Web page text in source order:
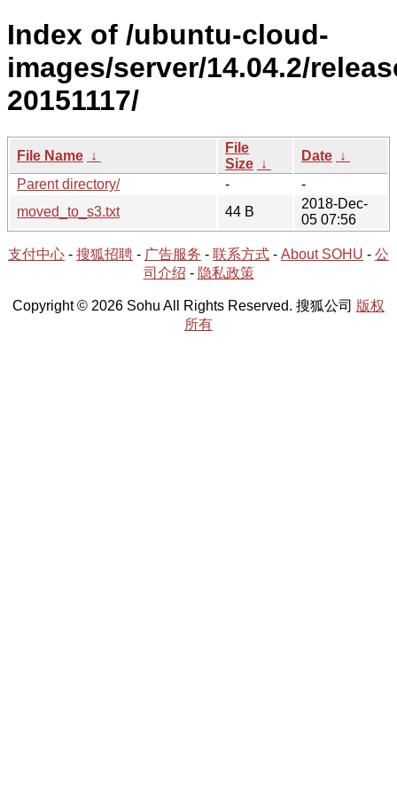
Index of /ubuntu-cloud-
images/server/14.04.2/
20151117/
File Name ↓
File
Size ↓
Date ↓
Parent directory/
-
-
moved_to_s3.txt
44 B
2018-Dec-
05 07:56
支付中心 - 搜狐招聘 - 广告服务 - 联系方式 - About SOHU - 公
司介绍 - 隐私政策
Copyright © 2026 Sohu All Rights Reserved. 搜狐公司 版权
所有